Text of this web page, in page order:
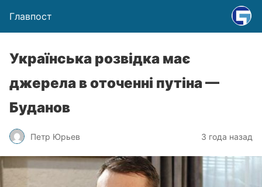
Главпост
Українська розвідка має
джерела в оточенні путіна —
Буданов
Петр Юрьев 3 года назад